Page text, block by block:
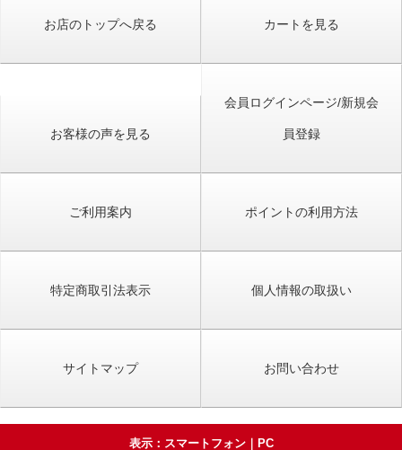
お店のトップへ戻る カートを見る
お客様の声を見る
会員ログインページ/新規会
員登録
ご利用案内 ポイントの利用方法
特定商取引法表示 個人情報の取扱い
サイトマップ お問い合わせ
表示：スマートフォン｜ PC